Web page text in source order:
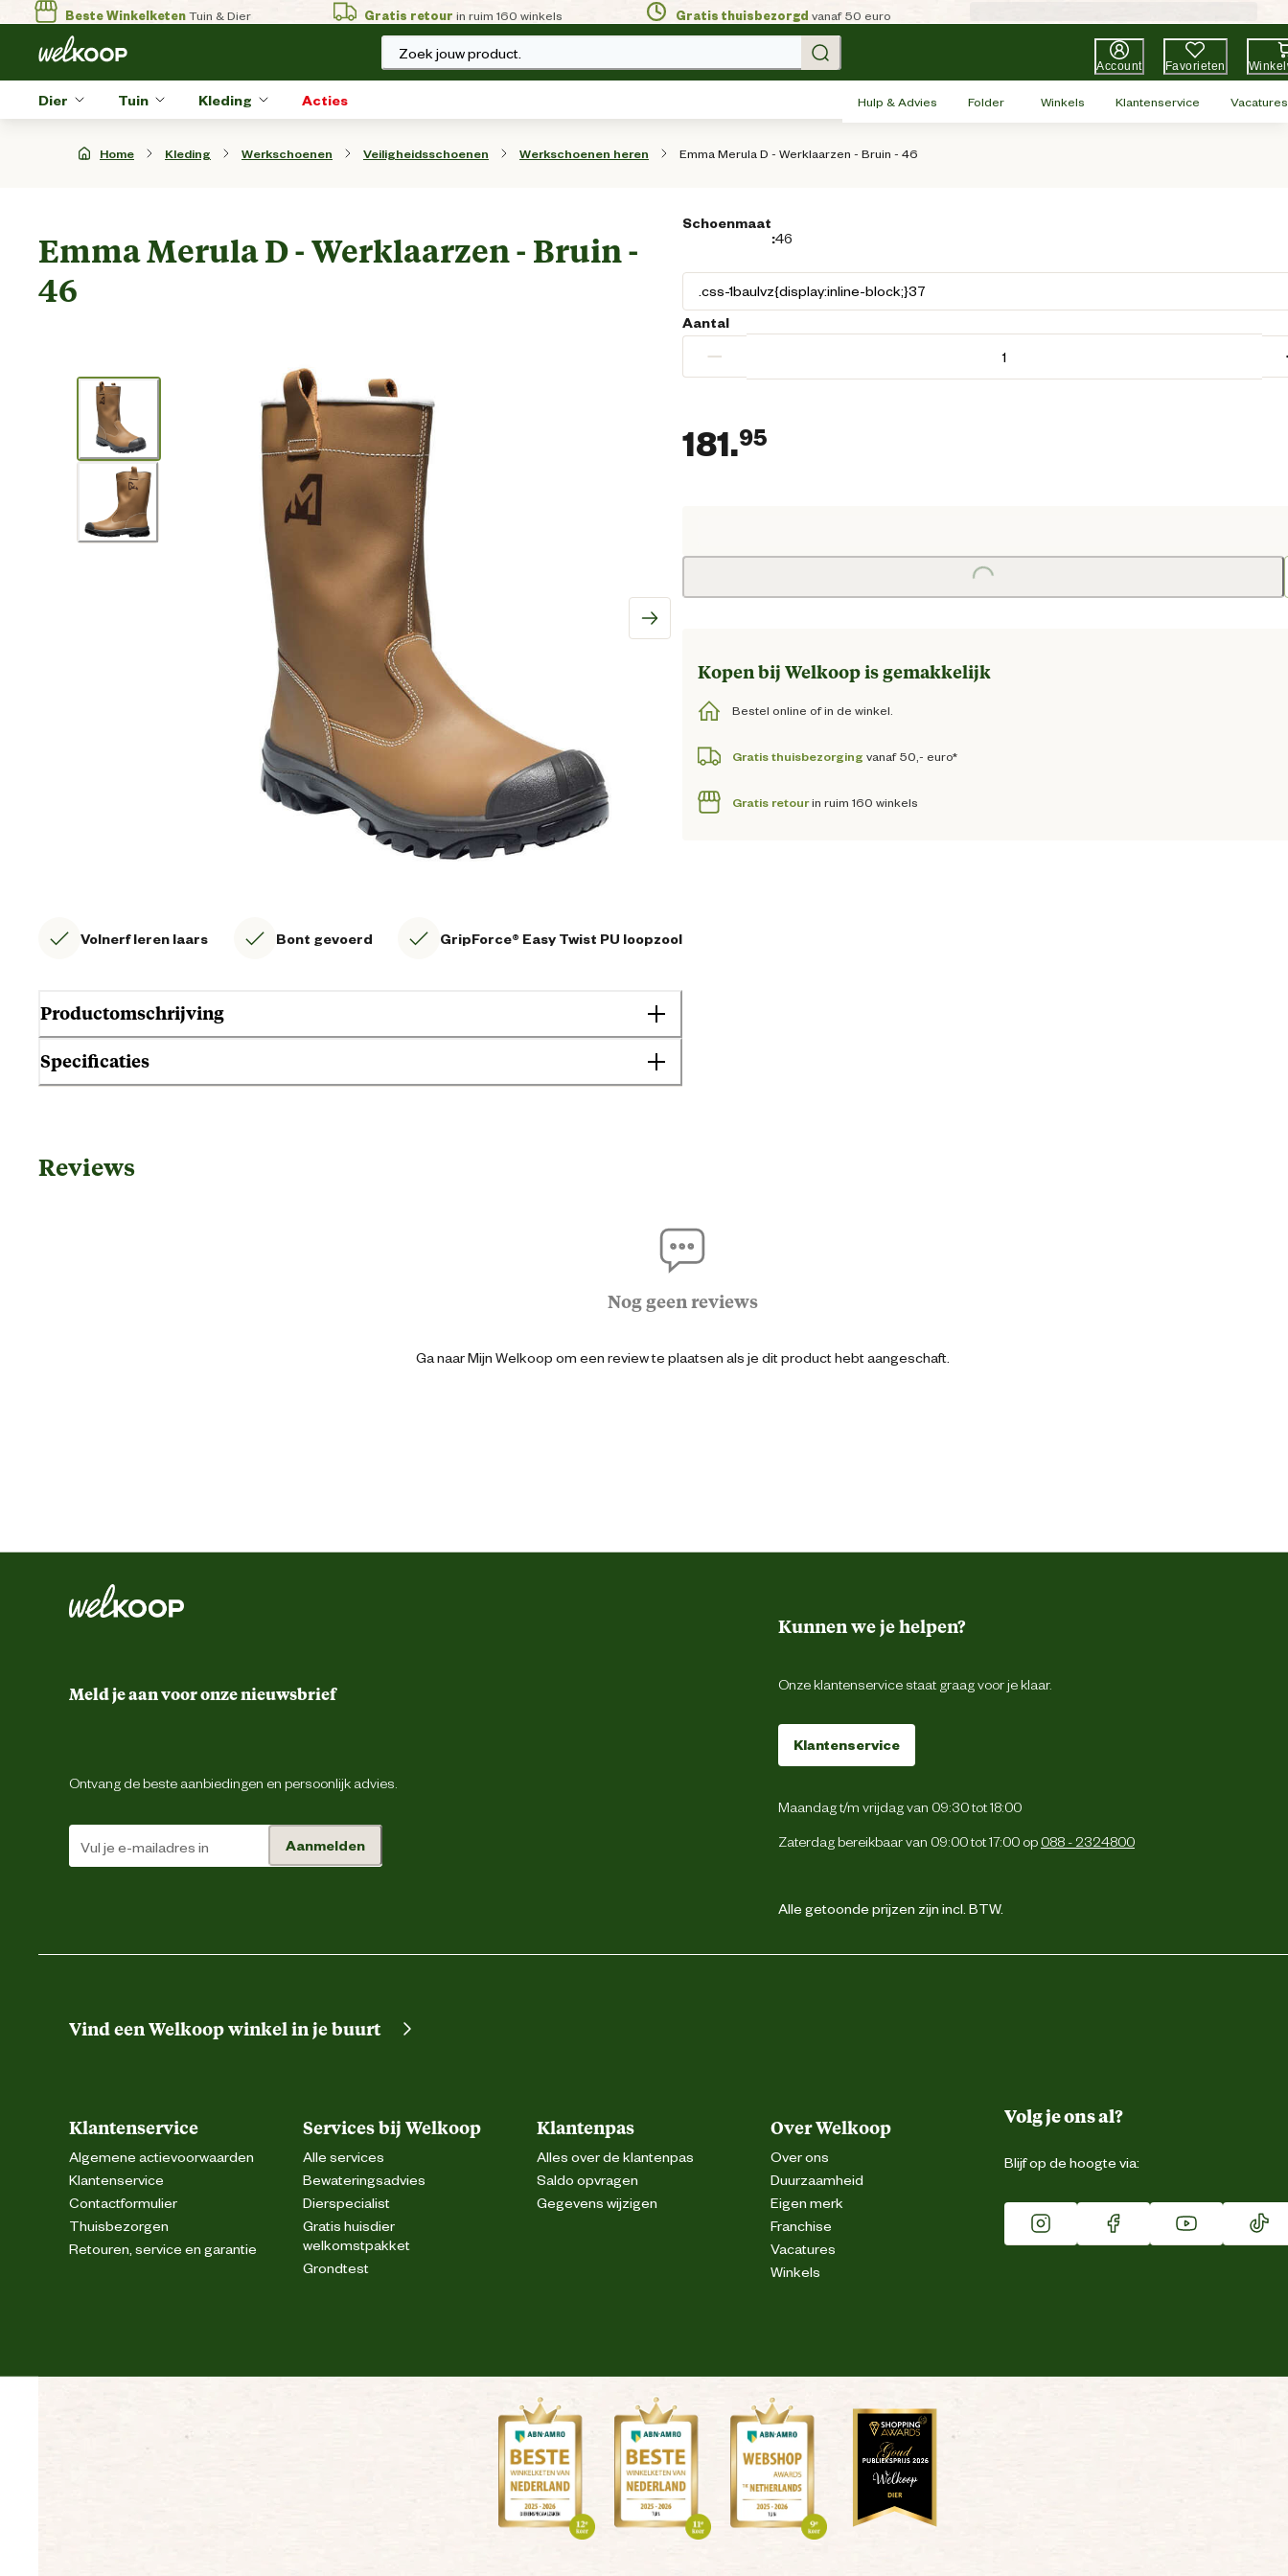
Beste WinkelketenTuin & Dier Gratis retour in ruim 160 winkels Gratis thuisbezorgd vanaf 50 euro
Zoek jouw product.
Account Favorieten
Dier Tuin Kleding Acties Hulp & Advies Folder Winkels Klantenservice Vacatures
Home Kleding Werkschoenen Veiligheidsschoenen Werkschoenen heren Emma Merula D - Werklaarzen - Bruin - 46
Emma Merula D - Werklaarzen - Bruin -
46
Volnerf leren laars Bont gevoerd GripForce® Easy Twist PU loopzool
Productomschrijving
Specificaties
Geschikt voor geslacht
Bouw
Functionele eigenschappen
Schoenmaat
Techniek & Eigenschappen
Veiligheidsnorm
Materiaal Leer
Pu
Staal
Schoenmaat
:46
Aantal
−
181.95
Loading...
Kopen bij Welkoop is gemakkelijk
Bestel online of in de winkel.
Gratis thuisbezorging vanaf 50,- euro*
Gratis retourin ruim 160 winkels
Reviews
Nog geen reviews
Ga naar Mijn Welkoop om een review te plaatsen als je dit product hebt aangeschaft.
Meld je aan voor onze nieuwsbrief
Ontvang de beste aanbiedingen en persoonlijk advies.
Aanmelden
Kunnen we je helpen?
Onze klantenservice staat graag voor je klaar.
Klantenservice
Maandag t/m vrijdag van 09:30 tot 18:00
Zaterdag bereikbaar van 09:00 tot 17:00 op 088 - 2324800
Alle getoonde prijzen zijn incl. BTW.
Vind een Welkoop winkel in je buurt
Klantenservice
Algemene actievoorwaarden
Klantenservice
Contactformulier
Thuisbezorgen
Retouren, service en garantie
Services bij Welkoop
Alle services
Bewateringsadvies
Dierspecialist
Gratis huisdier
welkomstpakket
Grondtest
Klantenpas
Alles over de klantenpas
Saldo opvragen
Gegevens wijzigen
Over Welkoop
Over ons
Duurzaamheid
Eigen merk
Franchise
Vacatures
Winkels
Volg je ons al?
Blijf op de hoogte via: